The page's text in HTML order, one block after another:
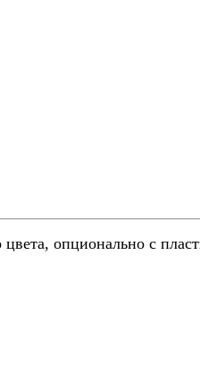
цвета, опционально с